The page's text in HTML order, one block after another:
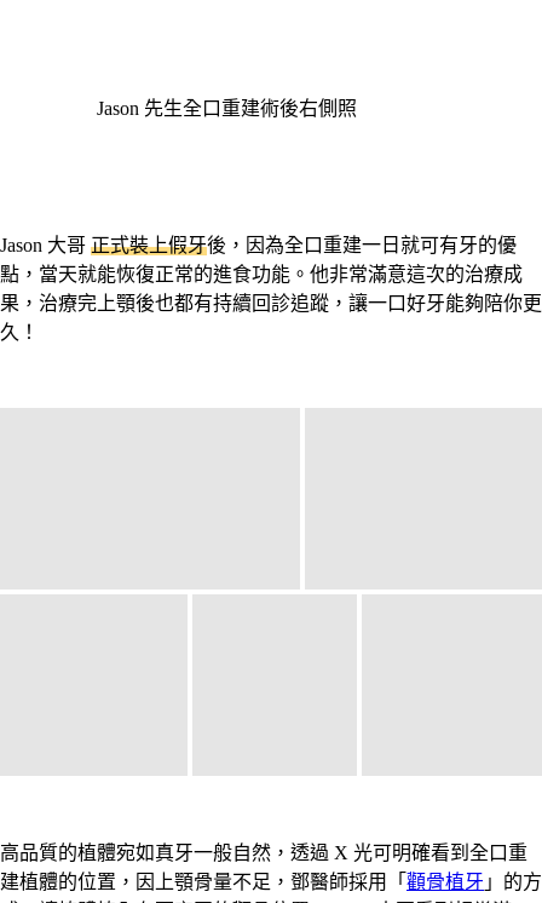
Jason 先生全口重建術後右側照
Jason 大哥 正式裝上假牙後，因為全口重建一日就可有牙的優
點，當天就能恢復正常的進食功能。他非常滿意這次的治療成
果，治療完上顎後也都有持續回診追蹤，讓一口好牙能夠陪你更
久！
高品質的植體宛如真牙一般自然，透過 X 光可明確看到全口重
建植體的位置，因上顎骨量不足，鄧醫師採用「 顴骨植牙 」的方